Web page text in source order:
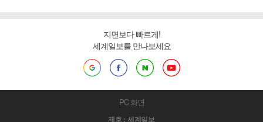
지면보다 빠르게!
세계일보를 만나보세요
PC 화면
제호 : 세계일보